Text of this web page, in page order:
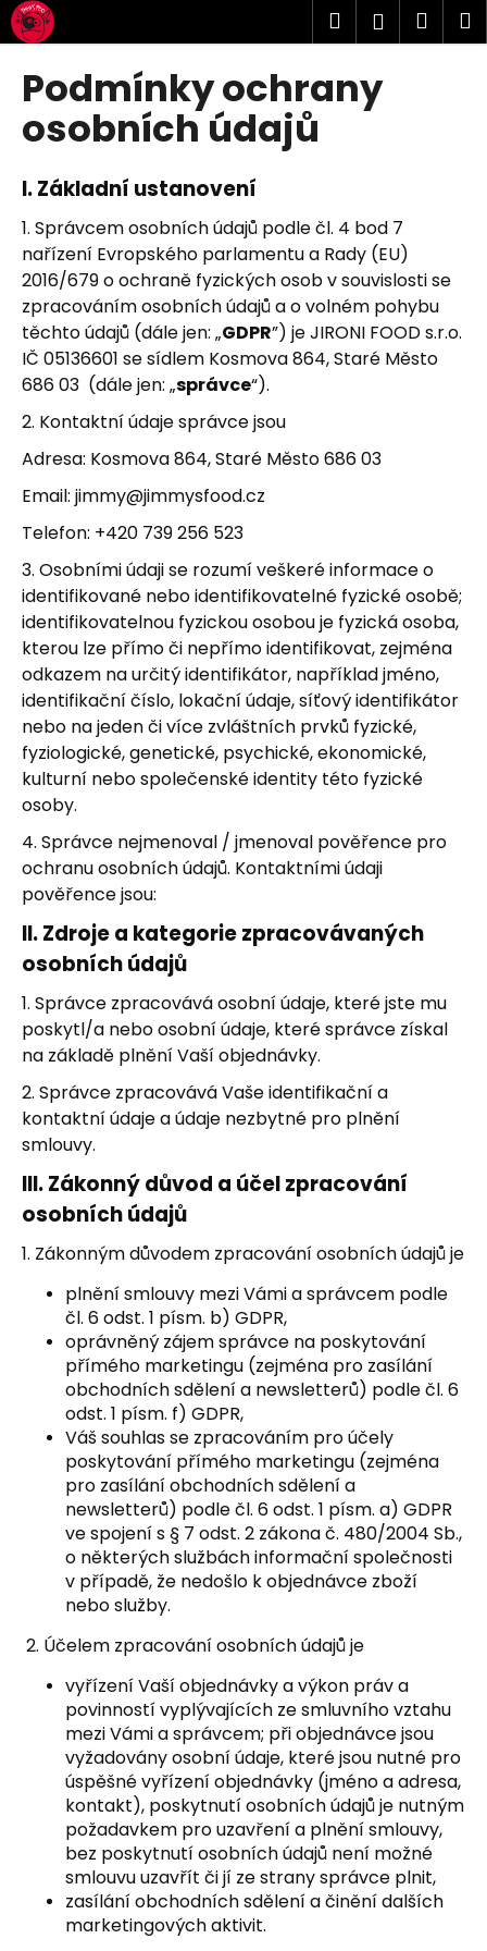
Přejít
na
obsah
Hledat
Podmínky ochrany
osobních údajů
I.Základní ustanovení
1. Správcem osobních údajů podle čl. 4 bod 7
nařízení Evropského parlamentu a Rady (EU)
2016/679 o ochraně fyzických osob v souvislosti se
zpracováním osobních údajů a o volném pohybu
těchto údajů (dále jen: „GDPR”) je JIRONI FOOD s.r.o.
IČ 05136601 se sídlem Kosmova 864, Staré Město
686 03 (dále jen: „správce“).
2. Kontaktní údaje správce jsou
Adresa: Kosmova 864, Staré Město 686 03
Email: jimmy@jimmysfood.cz
Telefon: +420 739 256 523
3. Osobními údaji se rozumí veškeré informace o
identifikované nebo identifikovatelné fyzické osobě;
identifikovatelnou fyzickou osobou je fyzická osoba,
kterou lze přímo či nepřímo identifikovat, zejména
odkazem na určitý identifikátor, například jméno,
identifikační číslo, lokační údaje, síťový identifikátor
nebo na jeden či více zvláštních prvků fyzické,
fyziologické, genetické, psychické, ekonomické,
kulturní nebo společenské identity této fyzické
osoby.
4. Správce nejmenoval / jmenoval pověřence pro
ochranu osobních údajů. Kontaktními údaji
pověřence jsou:
II.Zdroje a kategorie zpracovávaných
osobních údajů
1. Správce zpracovává osobní údaje, které jste mu
poskytl/a nebo osobní údaje, které správce získal
na základě plnění Vaší objednávky.
2. Správce zpracovává Vaše identifikační a
kontaktní údaje a údaje nezbytné pro plnění
smlouvy.
III.Zákonný důvod a účel zpracování
osobních údajů
1. Zákonným důvodem zpracování osobních údajů je
plnění smlouvy mezi Vámi a správcem podle
čl. 6 odst. 1 písm. b) GDPR,
oprávněný zájem správce na poskytování
přímého marketingu (zejména pro zasílání
obchodních sdělení a newsletterů) podle čl. 6
odst. 1 písm. f) GDPR,
Váš souhlas se zpracováním pro účely
poskytování přímého marketingu (zejména
pro zasílání obchodních sdělení a
newsletterů) podle čl. 6 odst. 1 písm. a) GDPR
ve spojení s § 7 odst. 2 zákona č. 480/2004 Sb.,
o některých službách informační společnosti
v případě, že nedošlo k objednávce zboží
nebo služby.
2. Účelem zpracování osobních údajů je
vyřízení Vaší objednávky a výkon práv a
povinností vyplývajících ze smluvního vztahu
mezi Vámi a správcem; při objednávce jsou
vyžadovány osobní údaje, které jsou nutné pro
úspěšné vyřízení objednávky (jméno a adresa,
kontakt), poskytnutí osobních údajů je nutným
požadavkem pro uzavření a plnění smlouvy,
bez poskytnutí osobních údajů není možné
smlouvu uzavřít či jí ze strany správce plnit,
zasílání obchodních sdělení a činění dalších
marketingových aktivit.
K
o
C
o
p
o
t
ř
e
b
u
j
e
t
e
n
j
í
t
?
HLEDAT
D
o
p
o
r
u
č
u
j
e
e
HOVĚZÍ
MASO
S
WORCESTER,
Původně: